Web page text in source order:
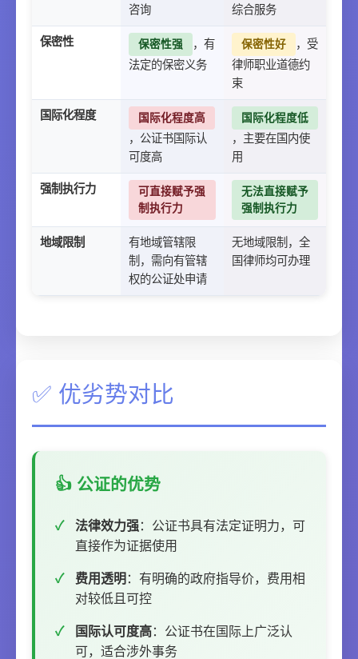
咨询 综合服务
保密性 保密性强
，有
法定的保密义务
保密性好
，受
律师职业道德约
束
国际化程度 国际化程度高
，公证书国际认
可度高
国际化程度低
，主要在国内使
用
强制执行力
可直接赋予强
制执行力
无法直接赋予
强制执行力
地域限制
有地域管辖限
制，需向有管辖
权的公证处申请
无地域限制，全
国律师均可办理
✅ 优劣势对比
👍 公证的优势
法律效力强：公证书具有法定证明力，可
直接作为证据使用
费用透明 ：有明确的政府指导价，费用相
对较低且可控
国际认可度高：公证书在国际上广泛认
可，适合涉外事务